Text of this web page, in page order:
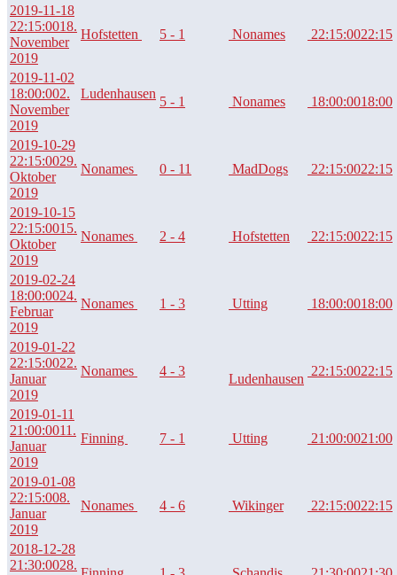
2019-11-18
22:15:0018.
November
2019
Hofstetten 5 - 1 Nonames 22:15:0022:15
2019-11-02
18:00:002.
November
2019
Ludenhausen
5 - 1 Nonames 18:00:0018:00
2019-10-29
22:15:0029.
Oktober
2019
Nonames 0 - 11 MadDogs 22:15:0022:15
2019-10-15
22:15:0015.
Oktober
2019
Nonames 2 - 4 Hofstetten 22:15:0022:15
2019-02-24
18:00:0024.
Februar
2019
Nonames 1 - 3 Utting 18:00:0018:00
2019-01-22
22:15:0022.
Januar
2019
Nonames 4 - 3
Ludenhausen
22:15:0022:15
2019-01-11
21:00:0011.
Januar
2019
Finning 7 - 1 Utting 21:00:0021:00
2019-01-08
22:15:008.
Januar
2019
Nonames 4 - 6 Wikinger 22:15:0022:15
2018-12-28
21:30:0028.